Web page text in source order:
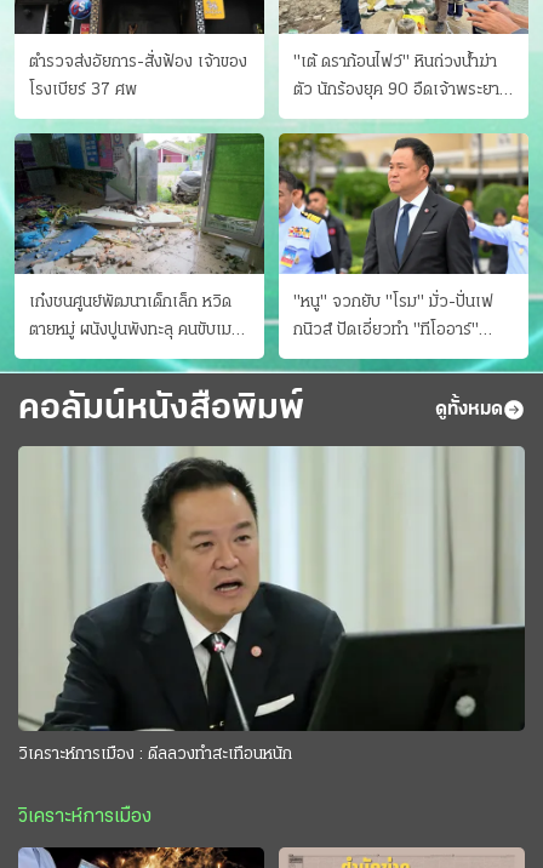
ตำรวจส่งอัยการ-สั่งฟ้อง เจ้าของ
โรงเบียร์ 37 ศพ
"เต้ ดราก้อนไฟว์" หินถ่วงน้ำฆ่า
ตัว นักร้องยุค 90 อืดเจ้าพระยา
แฟนหาตัววุ่น เครียดธุรกิจ!
เก๋งชนศูนย์พัฒนาเด็กเล็ก หวิด
ตายหมู่ ผนังปูนพังทะลุ คนขับเมา
ยา
"หนู" จวกยับ "โรม" มั่ว-ปั่นเฟ
กนิวส์ ปัดเอี่ยวทํา "ทีโออาร์"
ต้นทางโกงสอบฉาว
คอลัมน์หนังสือพิมพ์ ดูทั้งหมด
วิเคราะห์การเมือง : ดีลลวงทำสะเทือนหนัก
วิเคราะห์การเมือง